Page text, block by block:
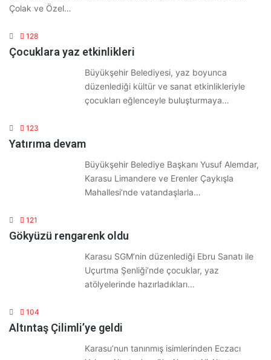
Çolak ve Özel…
128
Çocuklara yaz etkinlikleri
Büyükşehir Belediyesi, yaz boyunca
düzenlediği kültür ve sanat etkinlikleriyle
çocukları eğlenceyle buluşturmaya…
123
Yatırıma devam
Büyükşehir Belediye Başkanı Yusuf Alemdar,
Karasu Limandere ve Erenler Çaykışla
Mahallesi’nde vatandaşlarla…
121
Gökyüzü rengarenk oldu
Karasu SGM’nin düzenlediği Ebru Sanatı ile
Uçurtma Şenliği’nde çocuklar, yaz
atölyelerinde hazırladıkları…
104
Altıntaş Çilimli’ye geldi
Karasu’nun tanınmış isimlerinden Eczacı